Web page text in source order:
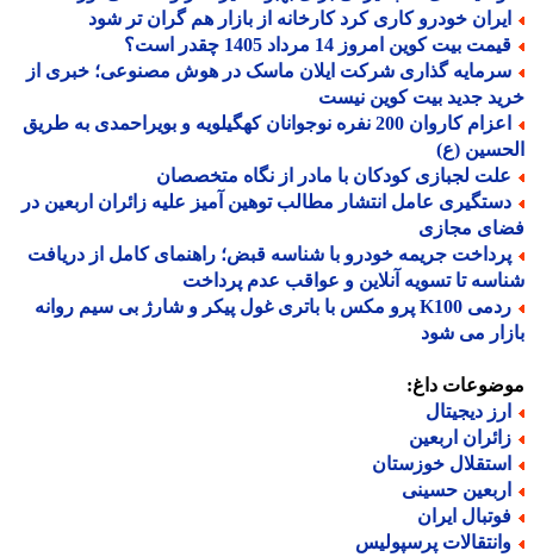
خودرو کاری کرد کارخانه از بازار هم گران تر شود
بیت کوین امروز 14 مرداد 1405 چقدر است؟
گذاری شرکت ایلان ماسک در هوش مصنوعی؛ خبری از
جدید بیت کوین نیست
اعزام کاروان 200 نفره نوجوانان کهگیلویه و بویراحمدی به طریق
(ع)
لجبازی کودکان با مادر از نگاه متخصصان
عامل انتشار مطالب توهین آمیز علیه زائران اربعین در
مجازی
جریمه خودرو با شناسه قبض؛ راهنمای کامل از دریافت
تا تسویه آنلاین و عواقب عدم پرداخت
ردمی K100 پرو مکس با باتری غول پیکر و شارژ بی سیم روانه
می شود
داغ:
دیجیتال
اربعین
خوزستان
حسینی
ایران
پرسپولیس